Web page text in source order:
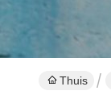
Thuis